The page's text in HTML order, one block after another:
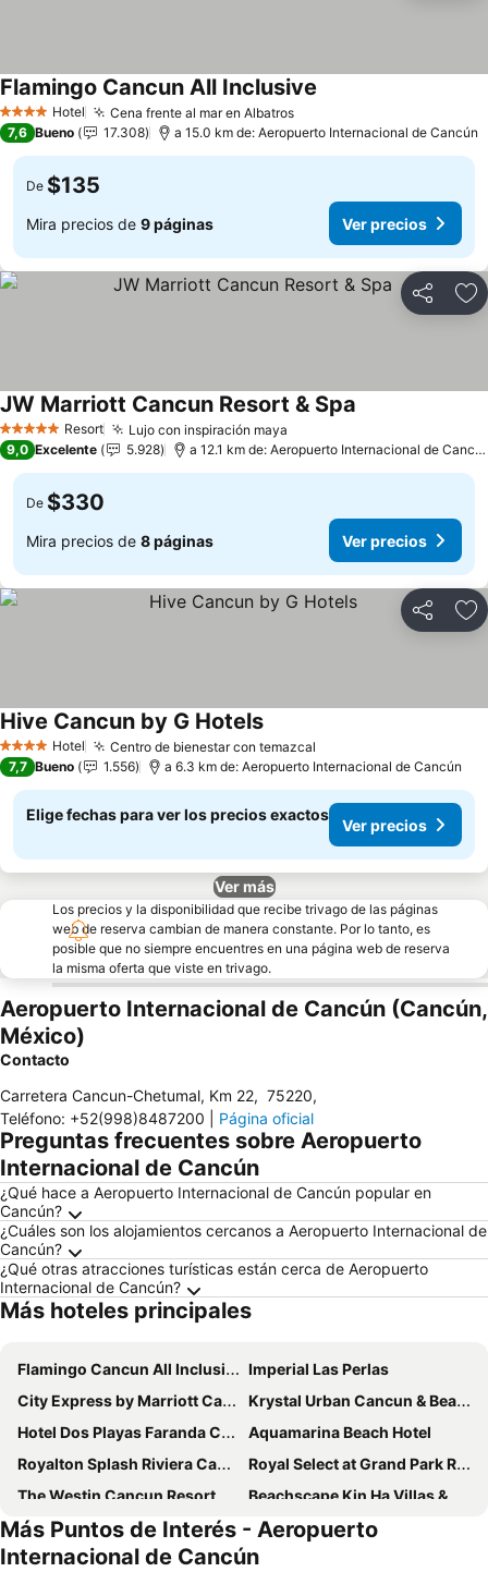
4 EstrellasHotel Cena frente al mar en AlbatrosVer precios
Flamingo Cancun All Inclusive
7,6 Bueno 17.308 a 15.0 km de: Aeropuerto Internacional de Cancún
De $135
Mira precios de 9 páginas Ver precios
Compartir
5 Estrellas Resort Lujo con inspiración maya
JW Marriott Cancun Resort & Spa
9,0 Excelente 5.928 a 12.1 km de: Aeropuerto Internacional de
De $330
Mira precios de 8 páginas Ver precios
Compartir
4 EstrellasHotel Centro de bienestar con temazcal
Hive Cancun by G HotelsVer precios
7,7 Bueno 1.556 a 6.3 km de: Aeropuerto Internacional de Cancún
Elige fechas para ver los precios exactos
Ver precios
Ver más
Los precios y la disponibilidad que recibe trivago de las páginas
web de reserva cambian de manera constante. Por lo tanto, es
posible que no siempre encuentres en una página web de reserva
la misma oferta que viste en trivago.
Aeropuerto Internacional de Cancún (Cancún,
México)
Contacto
Carretera Cancun-Chetumal, Km 22, 75220,
Teléfono: +52(998)8487200 Página oficial
Preguntas frecuentes sobre Aeropuerto
Internacional de Cancún
¿Qué hace a Aeropuerto Internacional de Cancún popular en
Cancún?
¿Cuáles son los alojamientos cercanos a Aeropuerto Internacional de
Cancún?
¿Qué otras atracciones turísticas están cerca de Aeropuerto
Internacional de Cancún?
Más hoteles principales
Flamingo Cancun All Inclusive
Imperial Las Perlas
City Express by Marriott Cancun
Krystal Urban Cancun & Beach Club
Hotel Dos Playas Faranda Cancún
Aquamarina Beach Hotel
Royalton Splash Riviera Cancun, An Autograph Collection All-Inclusive Resort
Royal Select at Grand Park Royal Cancún - All Inclusive - Adults Only
The Westin Cancun Resort Villas & Spa
Beachscape Kin Ha Villas & Suites
Four Points by Sheraton Cancun Centro
Ocean Dream Cancun
Wyndham Grand Cancun All Inclusive Resort & Villas
City Express Junior by Marriott Cancun
Más Puntos de Interés - Aeropuerto
Internacional de Cancún